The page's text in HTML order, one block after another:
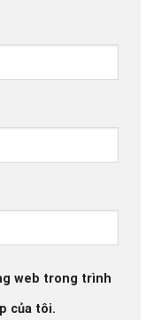
web trong trình
của tôi.